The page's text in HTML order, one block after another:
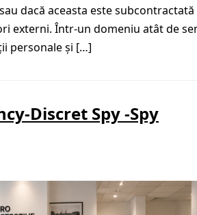
dacă aceasta este
externi. Într-un domeniu atât de
personale și […]
Discret Spy -Spy